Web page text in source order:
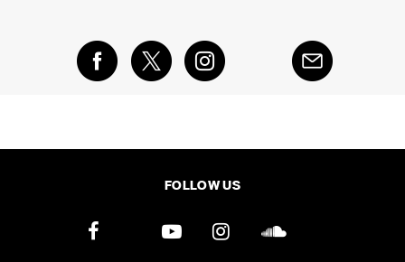
FOLLOW US